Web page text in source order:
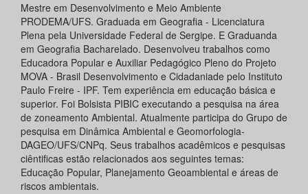
Mestre em Desenvolvimento e Meio Ambiente
PRODEMA/UFS. Graduada em Geografia - Licenciatura
Plena pela Universidade Federal de Sergipe. E Graduanda
em Geografia Bacharelado. Desenvolveu trabalhos como
Educadora Popular e Auxiliar Pedagógico Pleno do Projeto
MOVA - Brasil Desenvolvimento e Cidadaniade pelo Instituto
Paulo Freire - IPF. Tem experiência em educação básica e
superior. Foi Bolsista PIBIC executando a pesquisa na área
de zoneamento Ambiental. Atualmente participa do Grupo de
pesquisa em Dinâmica Ambiental e Geomorfologia-
DAGEO/UFS/CNPq. Seus trabalhos acadêmicos e pesquisas
ciêntificas estão relacionados aos seguintes temas:
Educação Popular, Planejamento Geoambiental e áreas de
riscos ambientais.